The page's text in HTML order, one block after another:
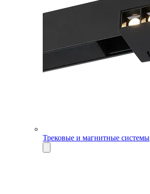
Трековые и магнитные системы